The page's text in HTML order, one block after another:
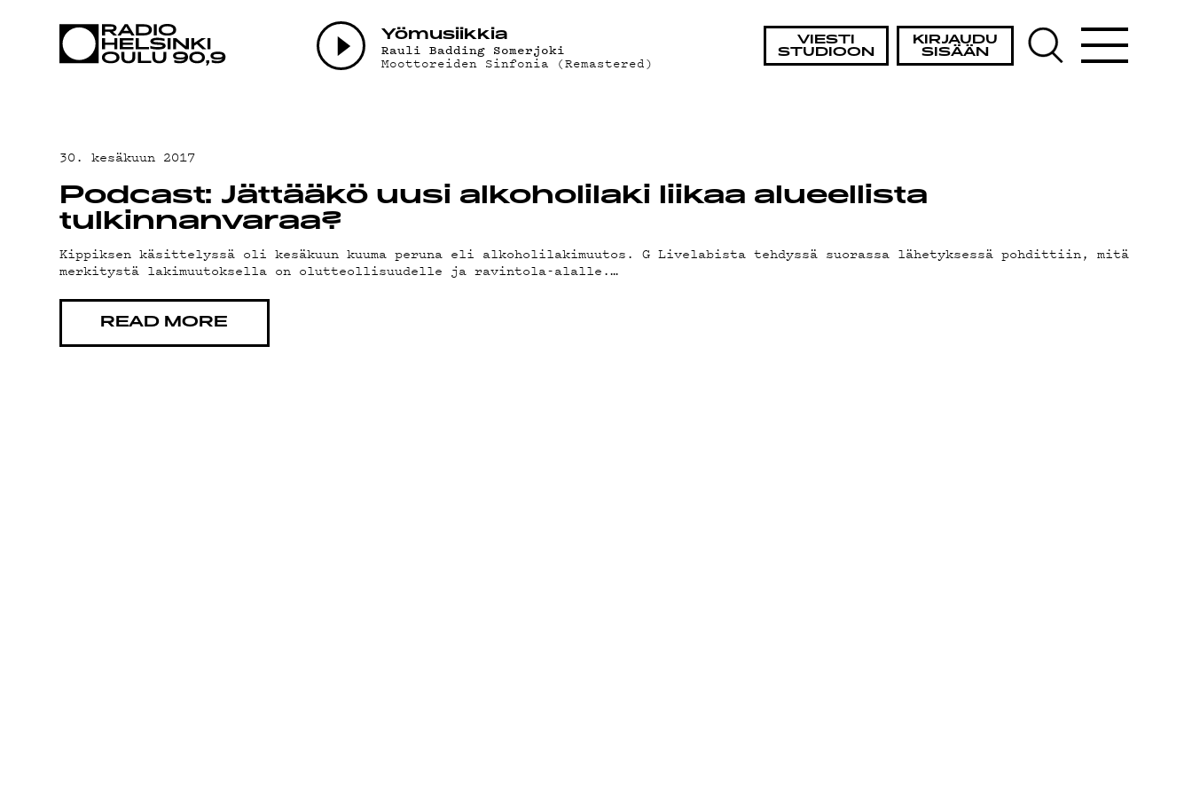
VIESTI
STUDIOON
KIRJAUDU
SISÄÄN
Yö­mu­siik­kia
Rauli Badding Somerjoki
Moottoreiden Sinfonia (Remastered)
AJANKOHTAISTA
TEKIJÄT
ON-DEMAND
PODCAST
MAINOSTA
30. kesäkuun 2017
Podcast: Jättääkö uusi alkoholilaki liikaa alueellista
tulkinnanvaraa?
Kippiksen käsittelyssä oli kesäkuun kuuma peruna eli alkoholilakimuutos. G Livelabista tehdyssä suorassa lähetyksessä pohdittiin, mitä
merkitystä lakimuutoksella on olutteollisuudelle ja ravintola-alalle.…
READ MORE